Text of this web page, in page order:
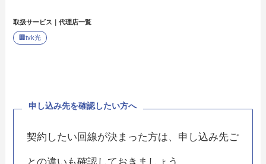
取扱サービス｜代理店一覧
🏢tvk光
申し込み先を確認したい方へ
契約したい回線が決まった方は、申し込み先ご
との違いも確認しておきましょう。